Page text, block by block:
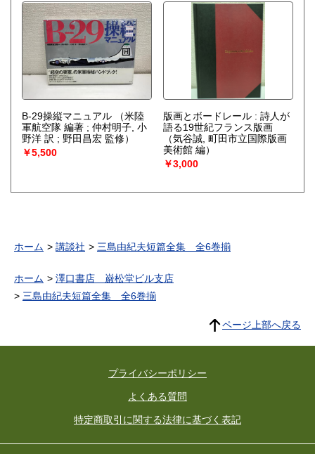
B-29操縦マニュアル
（米陸
軍航空隊 編著 ; 仲村明子, 小
野洋 訳 ; 野田昌宏 監修）
￥5,500
版画とボードレール : 詩人が
語る19世紀フランス版画
（気谷誠, 町田市立国際版画
美術館 編）
￥3,000
ホーム 講談社 三島由紀夫短篇全集 全6巻揃
ホーム
澤口書店 巌松堂ビル支店
三島由紀夫短篇全集 全6巻揃
ページ上部へ戻る
プライバシーポリシー
よくある質問
特定商取引に関する法律に基づく表記